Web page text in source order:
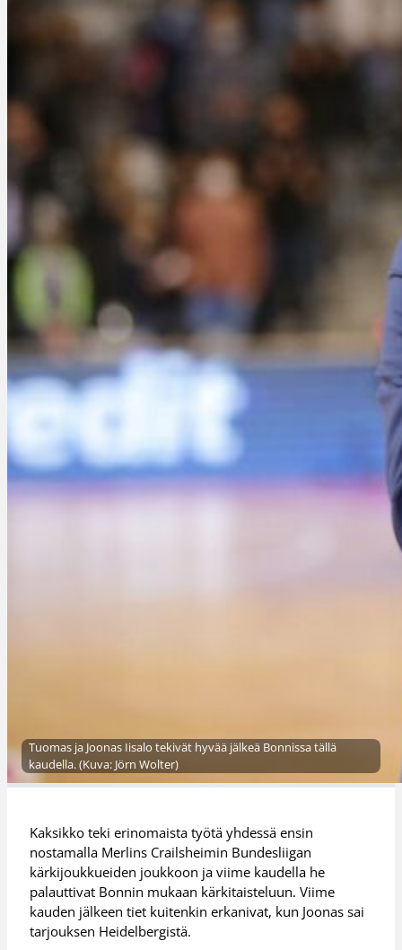
Tuomas ja Joonas Iisalo tekivät hyvää jälkeä Bonnissa tällä
kaudella. (Kuva: Jörn Wolter)
Kaksikko teki erinomaista työtä yhdessä ensin
nostamalla Merlins Crailsheimin Bundesliigan
kärkijoukkueiden joukkoon ja viime kaudella he
palauttivat Bonnin mukaan kärkitaisteluun. Viime
kauden jälkeen tiet kuitenkin erkanivat, kun Joonas sai
tarjouksen Heidelbergistä.